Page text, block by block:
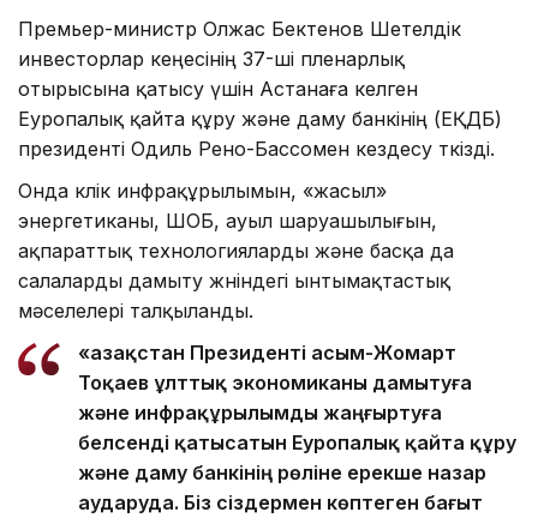
Премьер-министр Олжас Бектенов Шетелдік
инвесторлар кеңесінің 37-ші пленарлық
отырысына қатысу үшін Астанаға келген
Еуропалық қайта құру және даму банкінің (ЕҚДБ)
президенті Одиль Рено-Бассомен кездесу өткізді.
Онда көлік инфрақұрылымын, «жасыл»
энергетиканы, ШОБ, ауыл шаруашылығын,
ақпараттық технологияларды және басқа да
салаларды дамыту жөніндегі ынтымақтастық
мәселелері талқыланды.
«Қазақстан Президенті Қасым-Жомарт
Тоқаев ұлттық экономиканы дамытуға
және инфрақұрылымды жаңғыртуға
белсенді қатысатын Еуропалық қайта құру
және даму банкінің рөліне ерекше назар
аударуда. Біз сіздермен көптеген бағыт